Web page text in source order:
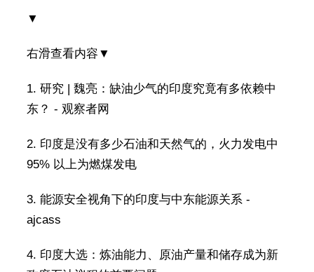
▼
右滑查看内容▼
1. 研究 | 魏亮：缺油少气的印度究竟有多依赖中
东？ - 观察者网
2. 印度是没有多少石油和天然气的，火力发电中
95% 以上为燃煤发电
3. 能源安全视角下的印度与中东能源关系 -
ajcass
4. 印度大选：炼油能力、原油产量和储存成为新